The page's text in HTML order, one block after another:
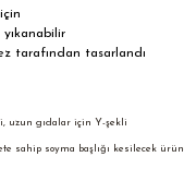
yıkanabilir
tarafından tasarlandı
uzun gıdalar için Y-şekli
sahip soyma başlığı kesilecek